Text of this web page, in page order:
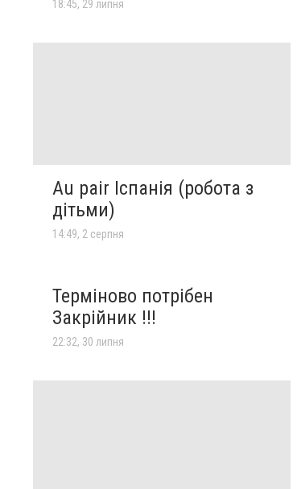
18:45, 29 липня
Au pair Іспанія (робота з
дітьми)
14:49, 2 серпня
Терміново потрібен
Закрійник !!!
22:32, 30 липня